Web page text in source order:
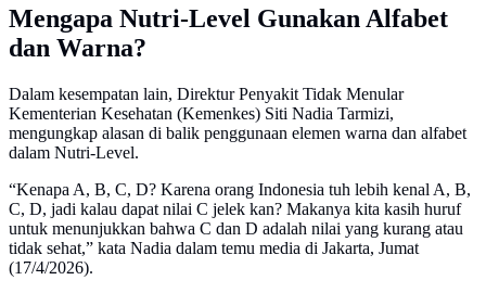
Mengapa Nutri-Level Gunakan Alfabet
dan Warna?
Dalam kesempatan lain, Direktur Penyakit Tidak Menular
Kementerian Kesehatan (Kemenkes) Siti Nadia Tarmizi,
mengungkap alasan di balik penggunaan elemen warna dan alfabet
dalam Nutri-Level.
“Kenapa A, B, C, D? Karena orang Indonesia tuh lebih kenal A, B,
C, D, jadi kalau dapat nilai C jelek kan? Makanya kita kasih huruf
untuk menunjukkan bahwa C dan D adalah nilai yang kurang atau
tidak sehat,” kata Nadia dalam temu media di Jakarta, Jumat
(17/4/2026).